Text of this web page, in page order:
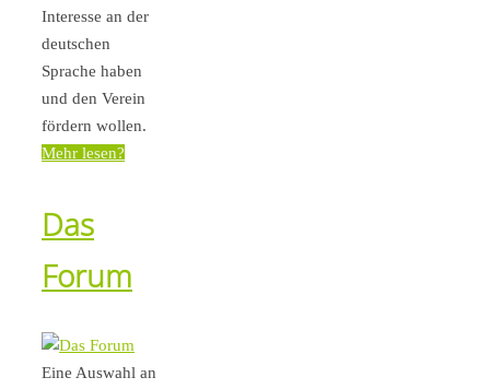
Interesse an der
deutschen
Sprache haben
und den Verein
fördern wollen.
Mehr lesen?
Das
Forum
Eine Auswahl an